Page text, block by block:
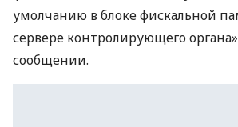
умолчанию в блоке фискальной
сервере контролирующего
сообщении.